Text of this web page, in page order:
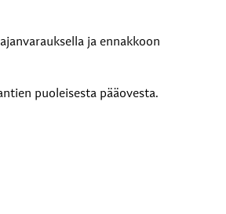
ja ennakkoon
puoleisesta pääovesta.